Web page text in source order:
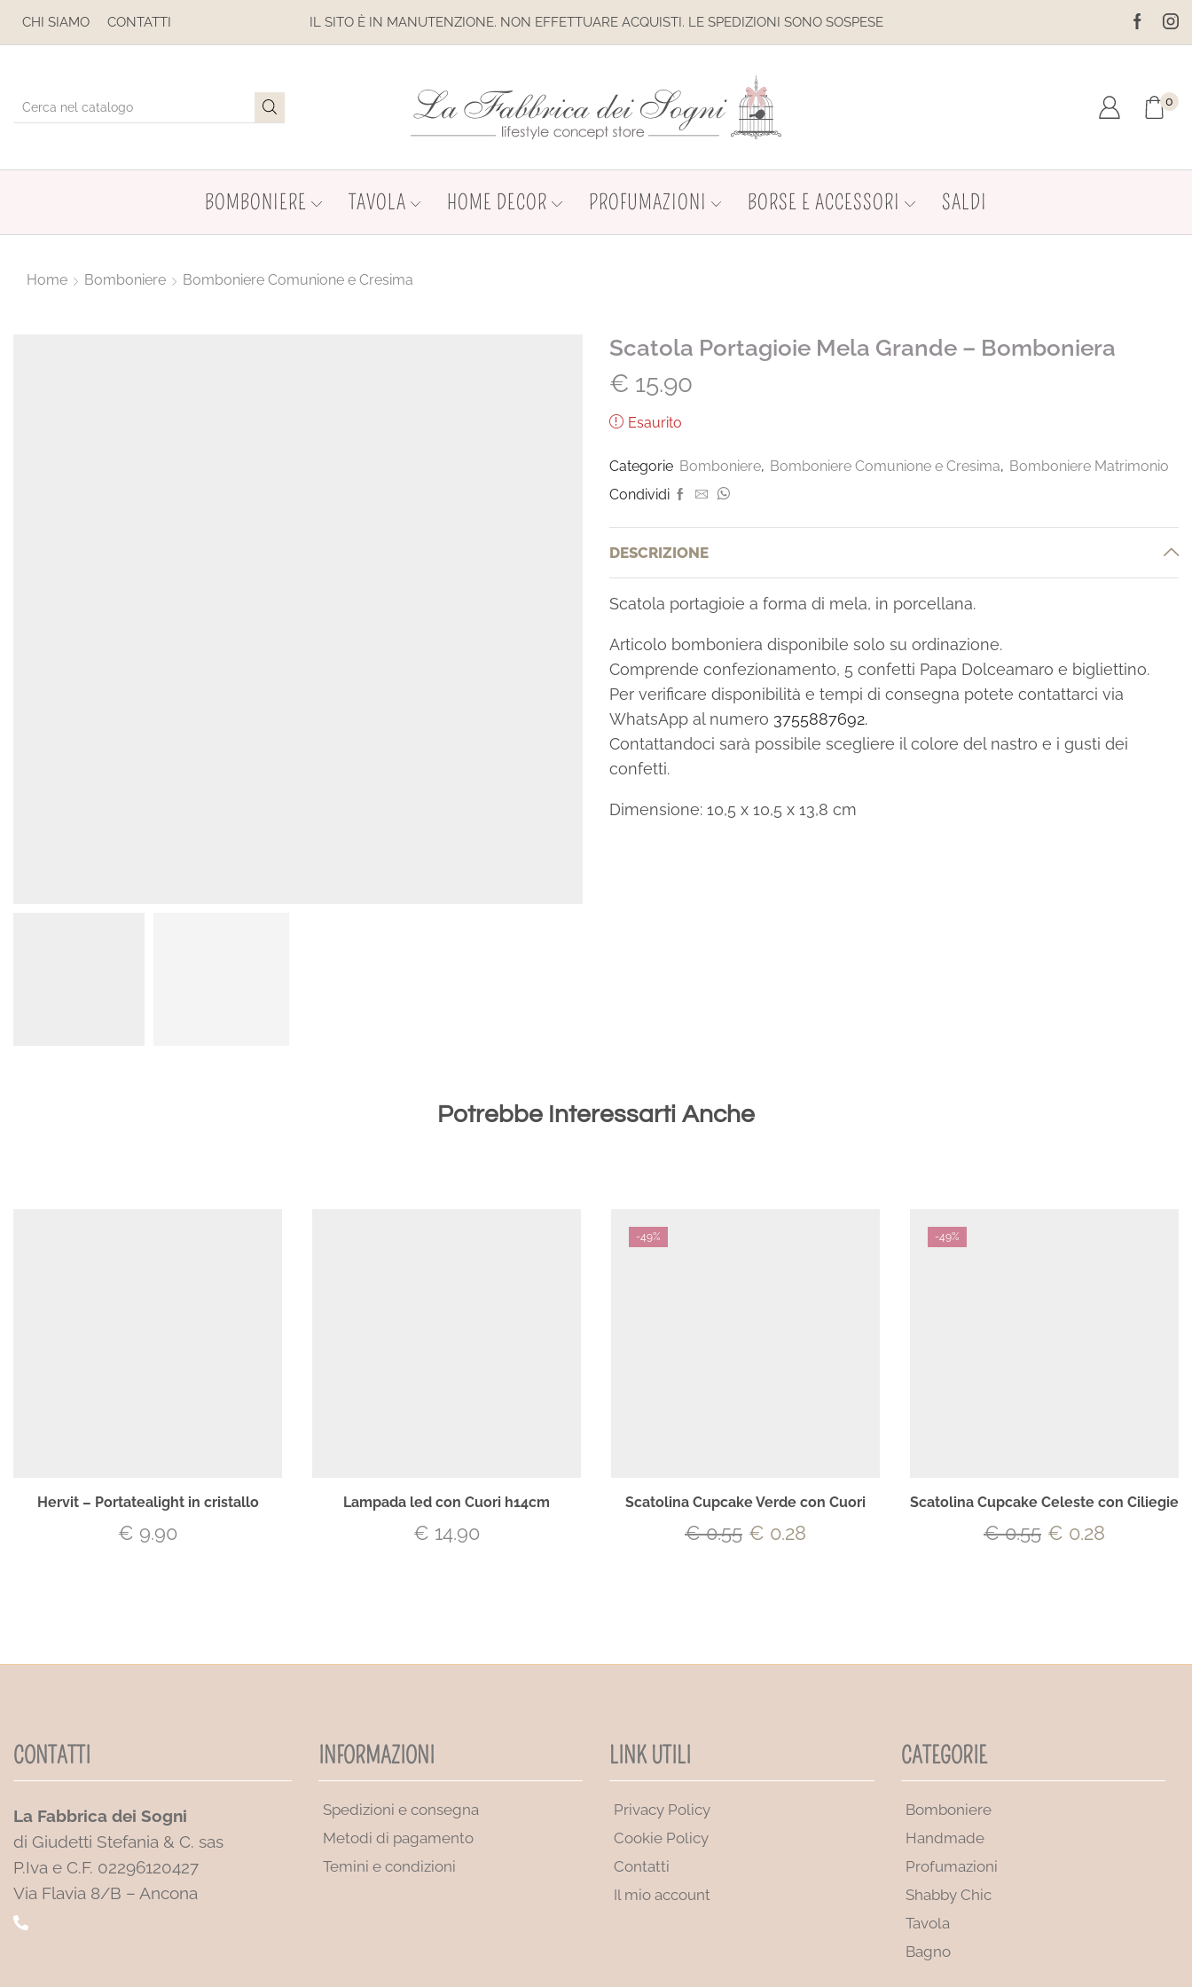
CHI SIAMO CONTATTI IL SITO È IN MANUTENZIONE. NON EFFETTUARE ACQUISTI. LE SPEDIZIONI SONO SOSPESE IL SITO È IN
0
BOMBONIERE TAVOLA HOME DECOR PROFUMAZIONI BORSE E ACCESSORI SALDI
Home Bomboniere Bomboniere Comunione e Cresima
Scatola Portagioie Mela Grande – Bomboniera
€ 15.90
Esaurito
Categorie Bomboniere, Bomboniere Comunione e Cresima, Bomboniere Matrimonio
Condividi
DESCRIZIONE
Scatola portagioie a forma di mela, in porcellana.
Articolo bomboniera disponibile solo su ordinazione.
Comprende confezionamento, 5 confetti Papa Dolceamaro e bigliettino.
Per verificare disponibilità e tempi di consegna potete contattarci via
WhatsApp al numero 3755887692.
Contattandoci sarà possibile scegliere il colore del nastro e i gusti dei
confetti.
Dimensione: 10,5 x 10,5 x 13,8 cm
Potrebbe Interessarti Anche
Hervit – Portatealight in cristallo
€ 9.90
Lampada led con Cuori h14cm
€ 14.90
-49%
Scatolina Cupcake Verde con Cuori
€0.55 € 0.28
-49%
Scatolina Cupcake Celeste con Ciliegie
€0.55 € 0.28
CONTATTI
La Fabbrica dei Sogni
di Giudetti Stefania & C. sas
P.Iva e C.F. 02296120427
Via Flavia 8/B – Ancona
INFORMAZIONI
Spedizioni e consegna
Metodi di pagamento
Temini e condizioni
LINK UTILI
Privacy Policy
Cookie Policy
Contatti
Il mio account
CATEGORIE
Bomboniere
Handmade
Profumazioni
Shabby Chic
Tavola
Bagno